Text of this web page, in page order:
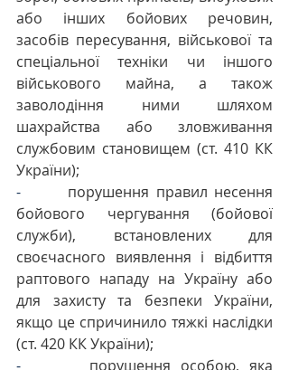
або інших бойових речовин,
засобів пересування, військової та
спеціальної техніки чи іншого
військового майна, а також
заволодіння ними шляхом
шахрайства або зловживання
службовим становищем (ст. 410 КК
України);
- порушення правил несення
бойового чергування (бойової
служби), встановлених для
своєчасного виявлення і відбиття
раптового нападу на Україну або
для захисту та безпеки України,
якщо це спричинило тяжкі наслідки
(ст. 420 КК України);
- порушення особою, яка